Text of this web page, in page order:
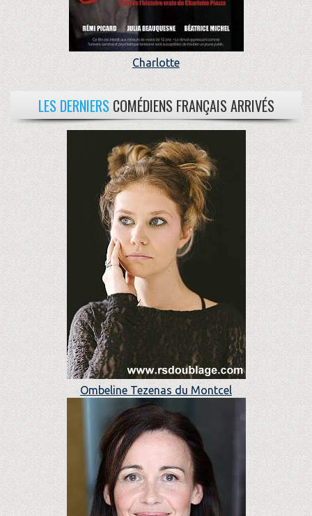
Charlotte
LES DERNIERS COMÉDIENS FRANÇAIS ARRIVÉS
Ombeline Tezenas du Montcel